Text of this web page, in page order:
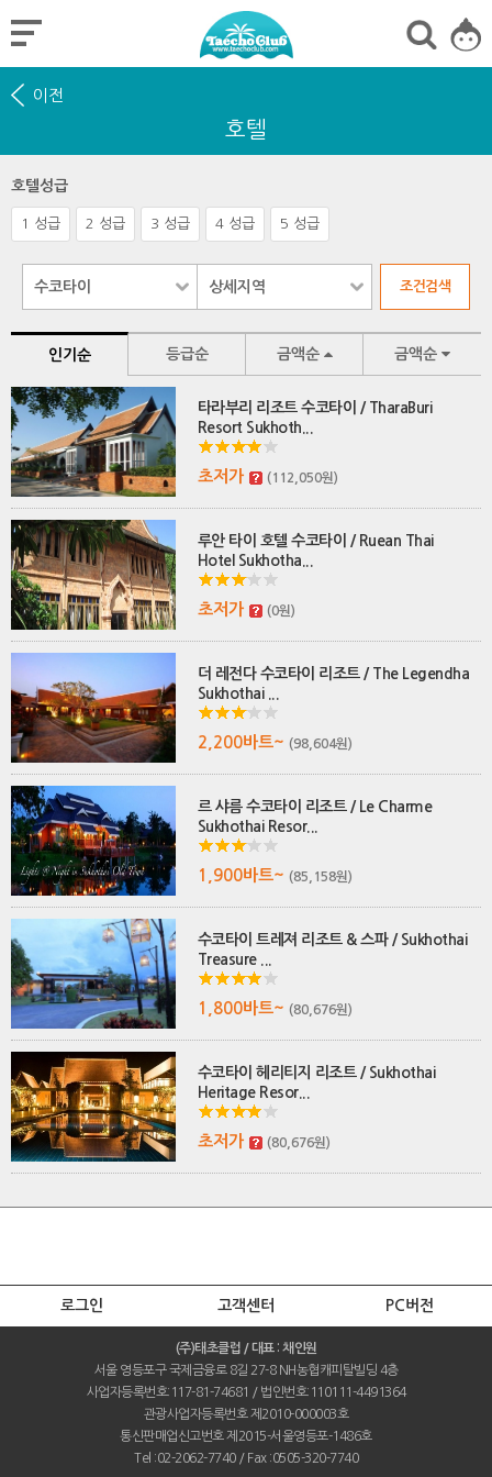
이전
호텔
호텔성급
1 성급 2 성급 3 성급 4 성급 5 성급
인기순 등급순 금액순 금액순
타라부리 리조트 수코타이 / TharaBuri
Resort Sukhoth...
초저가 (112,050원)
루안 타이 호텔 수코타이 / Ruean Thai
Hotel Sukhotha...
초저가 (0원)
더 레전다 수코타이 리조트 / The Legendha
Sukhothai ...
2,200바트~ (98,604원)
르 샤름 수코타이 리조트 / Le Charme
Sukhothai Resor...
1,900바트~ (85,158원)
수코타이 트레져 리조트 & 스파 / Sukhothai
Treasure ...
1,800바트~ (80,676원)
수코타이 헤리티지 리조트 / Sukhothai
Heritage Resor...
초저가 (80,676원)
로그인 고객센터 PC버전
(주)태초클럽 / 대표 : 채인원
서울 영등포구 국제금융로 8길 27-8 NH농협캐피탈빌딩 4층
사업자등록번호:117-81-74681 / 법인번호:110111-4491364
관광사업자등록번호 제2010-000003호
통신판매업신고번호 제2015-서울영등포-1486호
Tel :02-2062-7740 / Fax :0505-320-7740